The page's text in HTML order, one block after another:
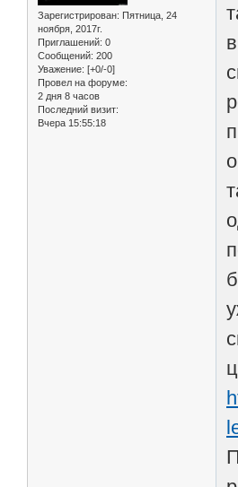
Зарегистрирован: Пятница, 24
ноября, 2017г.
Приглашений: 0
Сообщений: 200
Уважение: [+0/-0]
Провел на форуме:
2 дня 8 часов
Последний визит:
Вчера 15:55:18